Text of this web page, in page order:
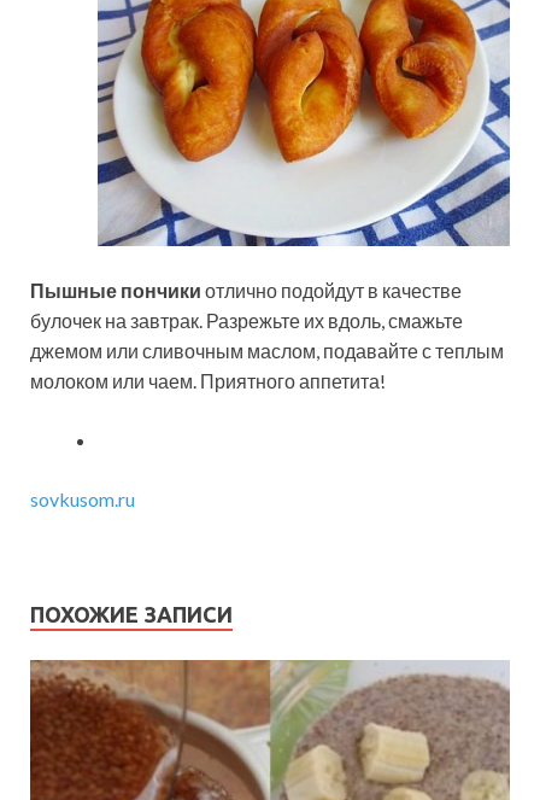
Пышные пончики отлично подойдут в качестве
булочек на завтрак. Разрежьте их вдоль, смажьте
джемом или сливочным маслом, подавайте с теплым
молоком или чаем. Приятного аппетита!
sovkusom.ru
ПОХОЖИЕ ЗАПИСИ